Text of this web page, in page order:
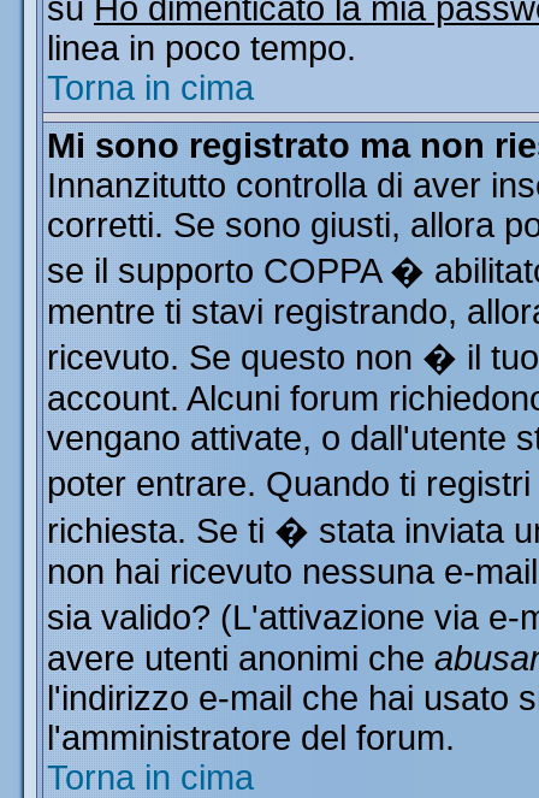
su Ho dimenticato la mia
linea in poco tempo.
Torna in cima
Mi sono registrato ma non
Innanzitutto controlla di aver
corretti. Se sono giusti, allora
se il supporto COPPA �
mentre ti stavi registrando,
ricevuto. Se questo non � il
account. Alcuni forum
vengano attivate, o dall'utente
poter entrare. Quando ti
richiesta. Se ti � stata inviata
non hai ricevuto nessuna e-
sia valido? (L'attivazione via
avere utenti anonimi che
l'indirizzo e-mail che hai usato
l'amministratore del forum.
Torna in cima